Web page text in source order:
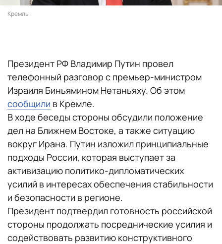
Кремль
Президент РФ Владимир Путин провел
телефонный разговор с премьер-министром
Израиля Биньямином Нетаньяху. Об этом
сообщили в Кремле.
В ходе беседы стороны обсудили положение
дел на Ближнем Востоке, а также ситуацию
вокруг Ирана. Путин изложил принципиальные
подходы России, которая выступает за
активизацию политико-дипломатических
усилий в интересах обеспечения стабильности
и безопасности в регионе.
Президент подтвердил готовность российской
стороны продолжать посреднические усилия и
содействовать развитию конструктивного